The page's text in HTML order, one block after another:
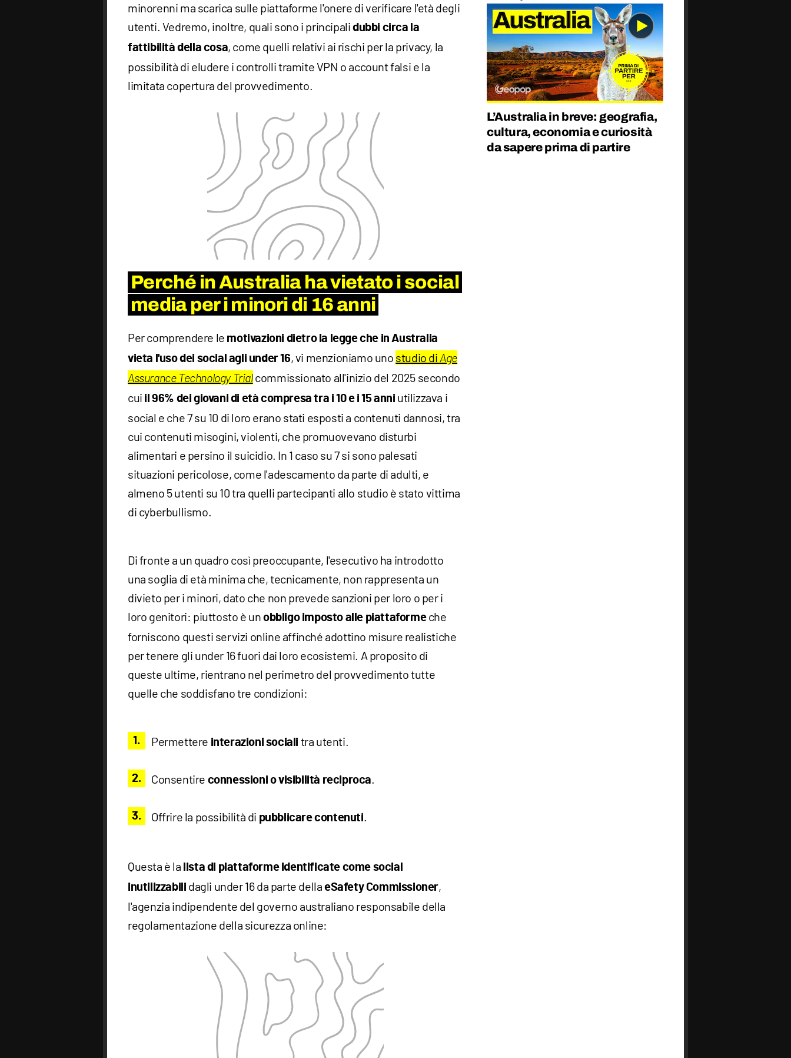
minorenni ma scarica sulle piattaforme l'onere di verificare l'età degli
utenti. Vedremo, inoltre, quali sono i principalidubbi circa la
fattibilità della cosa, come quelli relativi ai rischi per la privacy, la
possibilità di eludere i controlli tramite VPN o account falsi e la
limitata copertura del provvedimento.
Perché in Australia ha vietato i social
media per i minori di 16 anni
Per comprendere le motivazioni dietro la legge che in Australia
vieta l'uso dei social agli under 16, vi menzioniamo uno studio di Age
Assurance Technology Trialcommissionato all'inizio del 2025 secondo
cui il 96% dei giovani di età compresa tra i 10 e i 15 anni utilizzava i
social e che 7 su 10 di loro erano stati esposti a contenuti dannosi, tra
cui contenuti misogini, violenti, che promuovevano disturbi
alimentari e persino il suicidio. In 1 caso su 7 si sono palesati
situazioni pericolose, come l'adescamento da parte di adulti, e
almeno 5 utenti su 10 tra quelli partecipanti allo studio è stato vittima
di cyberbullismo.
Di fronte a un quadro così preoccupante, l'esecutivo ha introdotto
una soglia di età minima che, tecnicamente, non rappresenta un
divieto per i minori, dato che non prevede sanzioni per loro o per i
loro genitori: piuttosto è unobbligo imposto alle piattaformeche
forniscono questi servizi online affinché adottino misure realistiche
per tenere gli under 16 fuori dai loro ecosistemi. A proposito di
queste ultime, rientrano nel perimetro del provvedimento tutte
quelle che soddisfano tre condizioni:
Permettere interazioni sociali tra utenti.
Consentire connessioni o visibilità reciproca.
Offrire la possibilità di pubblicare contenuti.
Questa è la lista di piattaforme identificate come social
inutilizzabili dagli under 16 da parte dellaeSafety Commissioner,
l'agenzia indipendente del governo australiano responsabile della
regolamentazione della sicurezza online:
L’Australia in breve: geografia,
cultura, economia e curiosità
da sapere prima di partire